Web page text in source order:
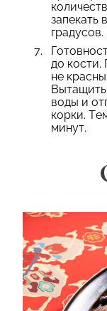
запекать
градусов.
до кости.
не
Вытащить
воды и
корки.
минут.